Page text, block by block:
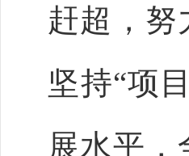
赶超，努
坚持“项
展水平